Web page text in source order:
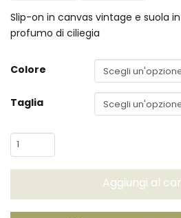
€55,00. €45,00.
Slip-on in canvas vintage e suola
profumo di ciliegia
Colore
Taglia
Scarpe
Joseph
Enz
Chipie
Aggiungi al